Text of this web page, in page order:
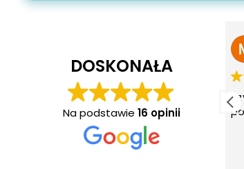
DOSKONAŁA
Na podstawie 16 opinii
Szybka reakcja i sprawna
pomoc po zalaniu.